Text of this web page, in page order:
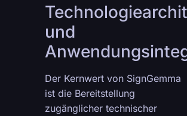
und
Der Kernwert von SignGemma
ist die Bereitstellung
zugänglicher technischer